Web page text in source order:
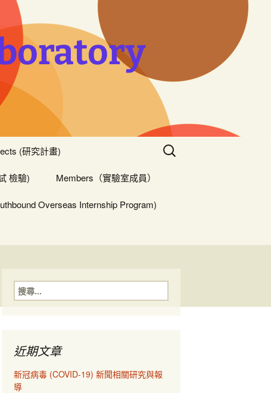
(研究計畫)
檢驗) Members（實驗室成員）
高醫 王聖帆 教授
五年學士碩士預研生
Overseas Internship Program)
搜
尋
搜
尋
近期文章
新冠病毒 (COVID-19) 新聞相關研究與報
導